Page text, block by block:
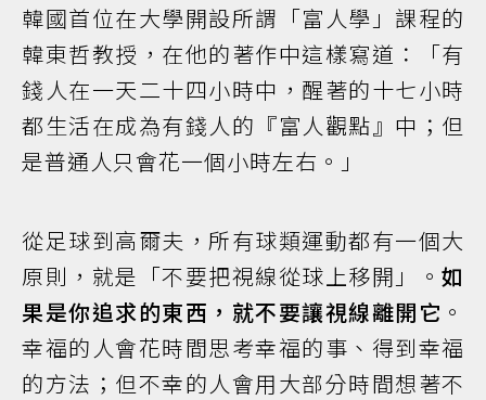
韓國首位在大學開設所謂「富人學」課程的
韓東哲教授，在他的著作中這樣寫道：「有
錢人在一天二十四小時中，醒著的十七小時
都生活在成為有錢人的『富人觀點』中；但
是普通人只會花一個小時左右。」
從足球到高爾夫，所有球類運動都有一個大
原則，就是「不要把視線從球上移開」。 如
果是你追求的東西，就不要讓視線離開它 。
幸福的人會花時間思考幸福的事、得到幸福
的方法；但不幸的人會用大部分時間想著不